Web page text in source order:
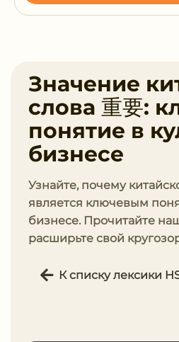
Значение
слова 重要:
понятие в
бизнесе
Узнайте, почему
является ключевым
бизнесе. Прочитайте
расширьте свой
К списку лексики